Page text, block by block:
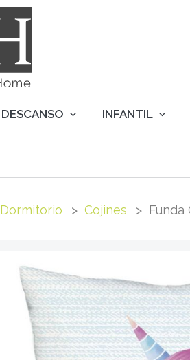
DESCANSO INFANTIL
Dormitorio Cojines Funda